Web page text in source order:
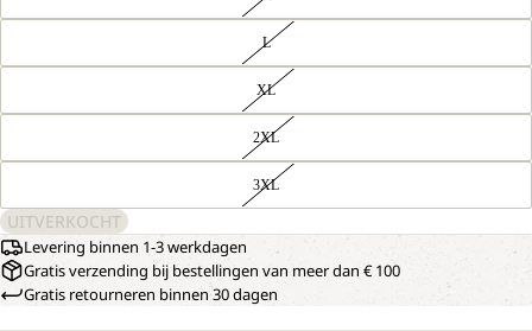
L
XL
2XL
3XL
UITVERKOCHT
Levering binnen 1-3 werkdagen
Gratis verzending bij bestellingen van meer dan € 100
Gratis retourneren binnen 30 dagen